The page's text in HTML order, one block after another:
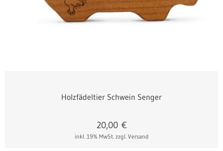
Holzfädeltier Schwein Senger
inkl. 19% MwSt. zzgl. Versand
20,00€